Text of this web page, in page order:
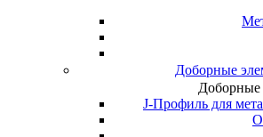
Доборные
Доборные
J-Профиль для